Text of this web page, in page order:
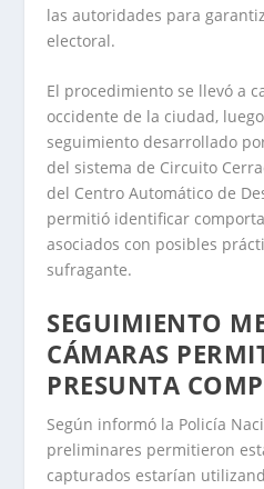
las autoridades para
electoral.
El procedimiento se llevó a
occidente de la ciudad,
seguimiento desarrollado
del sistema de Circuito
del Centro Automático de
permitió identificar
asociados con posibles
sufragante.
SEGUIMIENTO
CÁMARAS
PRESUNTA
Según informó la Policía
preliminares permitieron
capturados estarían